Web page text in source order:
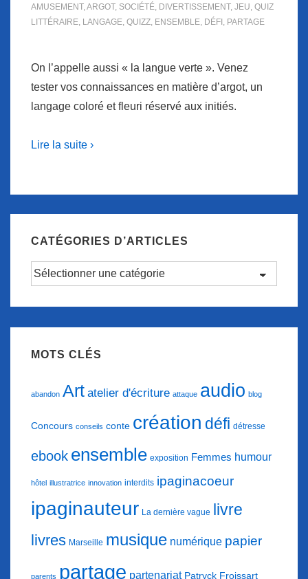
AMUSEMENT,ARGOT, SOCIÉTÉ, DIVERTISSEMENT, JEU, QUIZ
LITTÉRAIRE, LANGAGE, QUIZZ, ENSEMBLE, DÉFI , PARTAGE
On l’appelle aussi « la langue verte ». Venez
tester vos connaissances en matière d’argot, un
langage coloré et fleuri réservé aux initiés.
Lire la suite ›
CATÉGORIES D’ARTICLES
Catégories
MOTS CLÉS
abandon Art atelier d'écriture attaque audio blog
Concours conseils conte création défi détresse
ebook ensemble exposition Femmes humour
hôtel illustratrice innovation interdits ipaginacoeur
ipaginauteur La dernière vague livre
livres Marseille musique numérique papier
parents partage partenariat Patryck Froissart